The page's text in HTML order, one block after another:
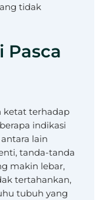
tidak
Pasca
ketat terhadap
indikasi
lain
tanda-tanda
makin lebar,
tertahankan,
tubuh yang